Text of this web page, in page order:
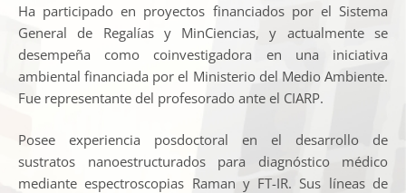
Ha participado en proyectos financiados por el Sistema
General de Regalías y MinCiencias, y actualmente se
desempeña como coinvestigadora en una iniciativa
ambiental financiada por el Ministerio del Medio Ambiente.
Fue representante del profesorado ante el CIARP.
Posee experiencia posdoctoral en el desarrollo de
sustratos nanoestructurados para diagnóstico médico
mediante espectroscopias Raman y FT-IR. Sus líneas de